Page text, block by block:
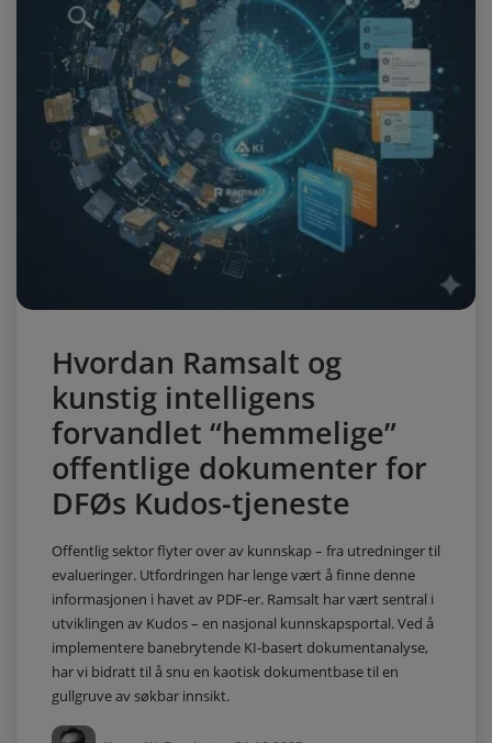
Hvordan Ramsalt og
kunstig intelligens
forvandlet “hemmelige”
offentlige dokumenter for
DFØs Kudos-tjeneste
Offentlig sektor flyter over av kunnskap – fra utredninger til
evalueringer. Utfordringen har lenge vært å finne denne
informasjonen i havet av PDF-er. Ramsalt har vært sentral i
utviklingen av Kudos – en nasjonal kunnskapsportal. Ved å
implementere banebrytende KI-basert dokumentanalyse,
har vi bidratt til å snu en kaotisk dokumentbase til en
gullgruve av søkbar innsikt.